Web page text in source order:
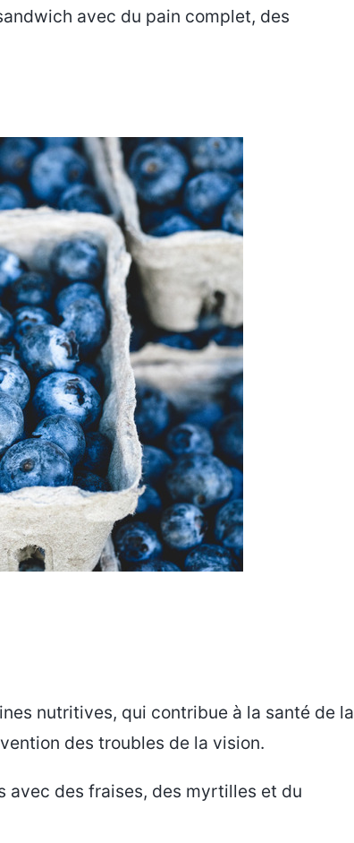
avec du pain complet, des
nutritives, qui contribue à la santé de la
des troubles de la vision.
avec des fraises, des myrtilles et du